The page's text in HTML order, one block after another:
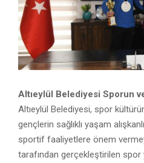
Altıeylül Belediyesi Sporun
Altıeylül Belediyesi, spor
gençlerin sağlıklı yaşam
sportif faaliyetlere önem
tarafından gerçekleştirilen spor